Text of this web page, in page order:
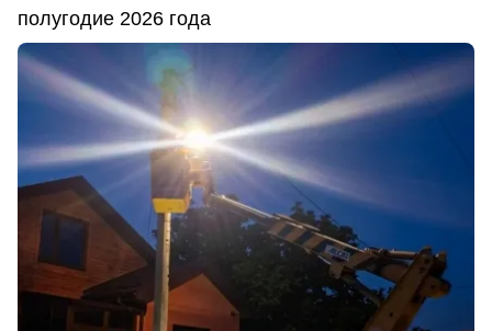
полугодие 2026 года